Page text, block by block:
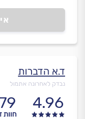
ד.א הדברות
נבדק לאחרונה אתמול
4.96
חוות